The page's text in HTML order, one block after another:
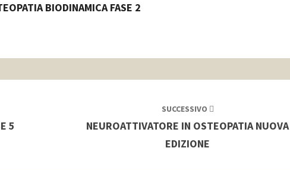
BIODINAMICAFASE 2
5
SUCCESSIVO
NEUROATTIVATORE IN OSTEOPATIA NUOVA
EDIZIONE